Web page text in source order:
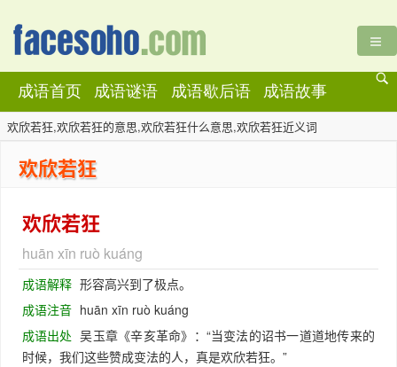
成语首页 成语谜语 成语歇后语 成语故事
欢欣若狂,欢欣若狂的意思,欢欣若狂什么意思,欢欣若狂近义词
欢欣若狂
欢欣若狂
huān xīn ruò kuáng
成语解释 形容高兴到了极点。
成语注音 huān xīn ruò kuáng
成语出处 吴玉章《辛亥革命》：“当变法的诏书一道道地传来的
时候，我们这些赞成变法的人，真是欢欣若狂。”